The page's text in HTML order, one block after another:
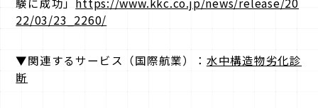
22/03/23_2260/
▼関連するサービス（国際航業）： 水中構造物劣化診
断